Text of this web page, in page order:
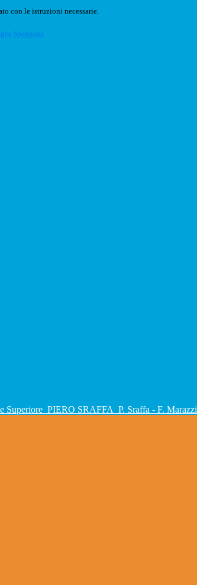
con le istruzioni necessarie.
Spaggiari
Superiore PIERO SRAFFA P. Sraffa - F. Marazzi